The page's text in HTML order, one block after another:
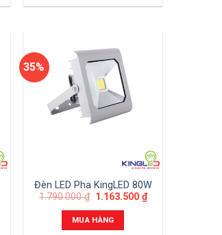
35%
Đèn LED Pha KingLED 80W
1.790.000₫ 1.163.500 ₫
MUA HÀNG